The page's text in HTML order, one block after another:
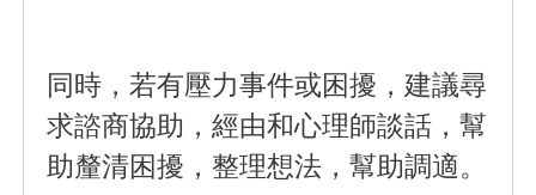
同時，若有壓力事件或困擾，建議尋
求諮商協助，經由和心理師談話，幫
助釐清困擾，整理想法，幫助調適。